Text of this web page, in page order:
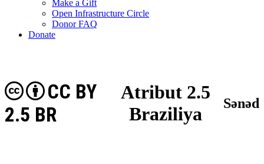
Make a Gift
Open Infrastructure Circle
Donor FAQ
Donate
Atribut 2.5
Braziliya
CC BY
2.5 BR
Sənəd